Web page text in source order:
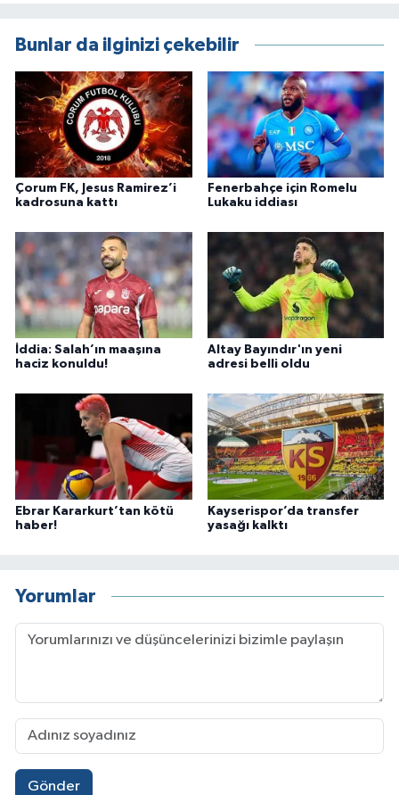
Bunlar da ilginizi çekebilir
Çorum FK, Jesus Ramirez’i
kadrosuna kattı
Fenerbahçe için Romelu
Lukaku iddiası
İddia: Salah’ın maaşına
haciz konuldu!
Altay Bayındır'ın yeni
adresi belli oldu
Ebrar Kararkurt’tan kötü
haber!
Kayserispor’da transfer
yasağı kalktı
Yorumlar
Gönder